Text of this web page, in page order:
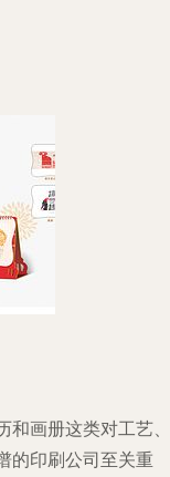
和画册这类对工艺、
的印刷公司至关重